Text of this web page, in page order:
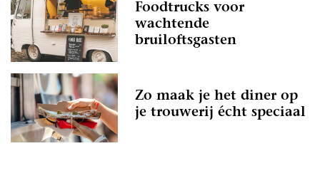
Foodtrucks voor
wachtende
bruiloftsgasten
Zo maak je het diner op
je trouwerij écht speciaal